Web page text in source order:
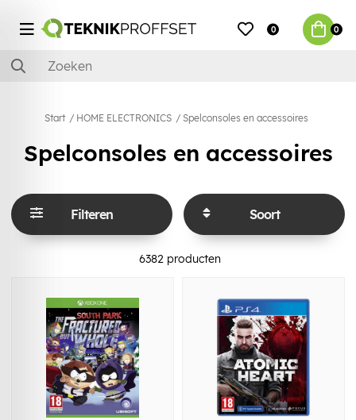
0 0
Start HOME ELECTRONICS Spelconsoles en accessoires
Spelconsoles en accessoires
Filteren Soort
6382producten